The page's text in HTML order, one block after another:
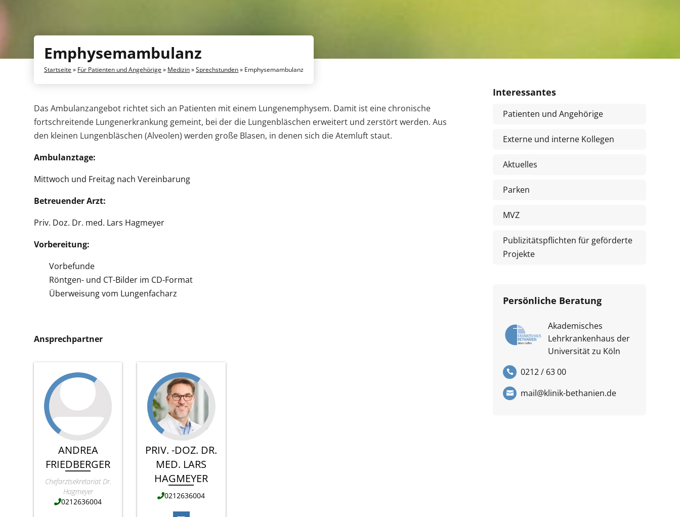
Emphysemambulanz
Startseite » Für Patienten und Angehörige » Medizin»Sprechstunden» Emphysemambulanz
Das Ambulanzangebot richtet sich an Patienten mit einem Lungenemphysem. Damit ist eine chronische
fortschreitende Lungenerkrankung gemeint, bei der die Lungenbläschen erweitert und zerstört werden. Aus
den kleinen Lungenbläschen (Alveolen) werden große Blasen, in denen sich die Atemluft staut.
Ambulanztage:
Mittwoch und Freitag nach Vereinbarung
Betreuender Arzt:
Priv. Doz. Dr. med. Lars Hagmeyer
Vorbereitung:
Vorbefunde
Röntgen- und CT-Bilder im CD-Format
Überweisung vom Lungenfacharz
Ansprechpartner
ANDREA
FRIEDBERGER
Chefarztsekretariat Dr.
Hagmeyer
0212636004
PRIV. -DOZ. DR.
MED. LARS
HAGMEYER
0212636004
Interessantes
Patienten und Angehörige
Externe und interne Kollegen
Aktuelles
Parken
MVZ
Publizitätspflichten für geförderte
Projekte
Persönliche Beratung
Akademisches
Lehrkrankenhaus der
Universität zu Köln
0212 / 63 00
mail@klinik-bethanien.de